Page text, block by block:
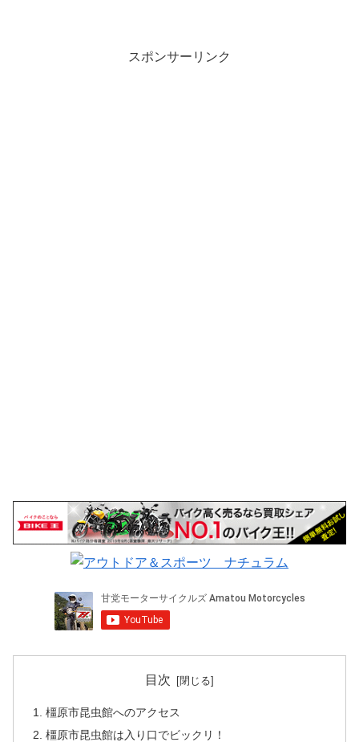
スポンサーリンク
目次
橿原市昆虫館へのアクセス
橿原市昆虫館は入り口でビックリ！